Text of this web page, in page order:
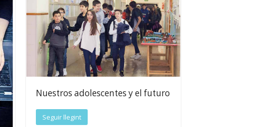
Nuestros adolescentes y el futuro
Seguir llegint